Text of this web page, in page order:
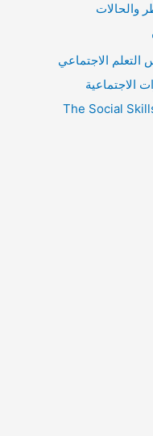
والحالات
الاجتماعي
الاجتماعية
(SSIS SEL) The